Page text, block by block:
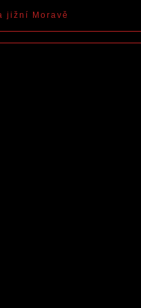
jižní Moravě